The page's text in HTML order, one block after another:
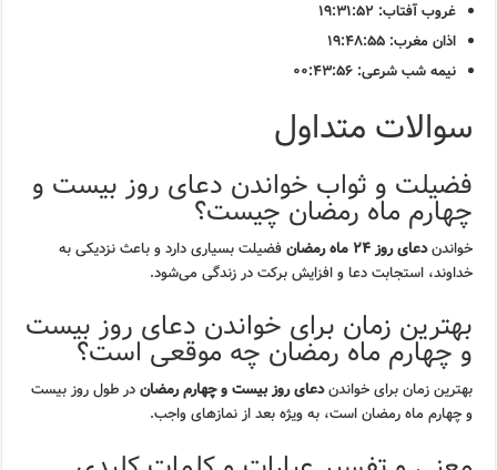
غروب آفتاب: ۱۹:۳۱:۵۲
اذان مغرب: ۱۹:۴۸:۵۵
نیمه شب شرعی: ۰۰:۴۳:۵۶
سوالات متداول
فضیلت و ثواب خواندن دعای روز بیست و
چهارم ماه رمضان چیست؟
خواندندعای روز ۲۴ ماه رمضان
فضیلت بسیاری دارد و باعث نزدیکی به
خداوند، استجابت دعا و افزایش برکت در زندگی می‌شود.
بهترین زمان برای خواندن دعای روز بیست
و چهارم ماه رمضان چه موقعی است؟
بهترین زمان برای خواندندعای روز بیست و چهارم رمضاندر طول روز بیست
و چهارم ماه رمضان است، به ویژه بعد از نمازهای واجب.